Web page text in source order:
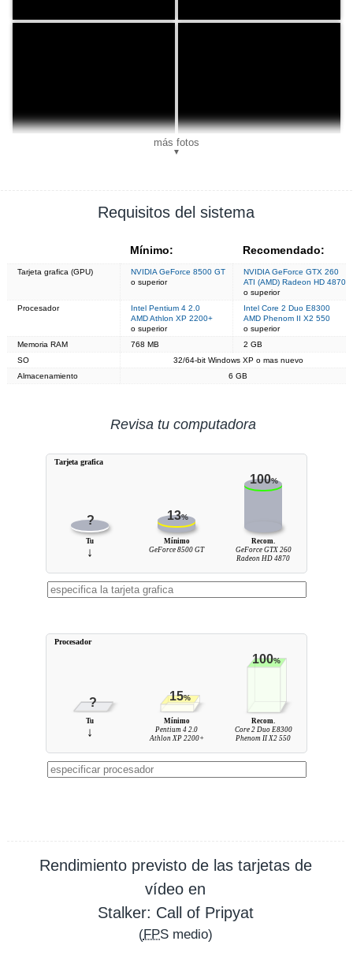
más fotos
▼
Requisitos del sistema
Mínimo: Recomendado:
Tarjeta grafica (GPU)
NVIDIA GeForce 8500 GT
o superior
NVIDIA GeForce GTX 260
ATI (AMD) Radeon HD 4870
o superior
Procesador
Intel Pentium 4 2.0
AMD Athlon XP 2200+
o superior
Intel Core 2 Duo E8300
AMD Phenom II X2 550
o superior
Memoria RAM
768 MB
2 GB
SO
32/64-bit Windows XP o mas nuevo
Almacenamiento
6 GB
Revisa tu computadora
? 13%
100%
Tu
↓
Mínimo
GeForce 8500 GT
Recom.
GeForce GTX 260
Radeon HD 4870
Tarjeta grafica
? 15%
100%
Tu
↓
Mínimo
Pentium 4 2.0
Athlon XP 2200+
Recom.
Core 2 Duo E8300
Phenom II X2 550
Procesador
Rendimiento previsto de las tarjetas de
vídeo en
Stalker: Call of Pripyat
(FPSmedio)